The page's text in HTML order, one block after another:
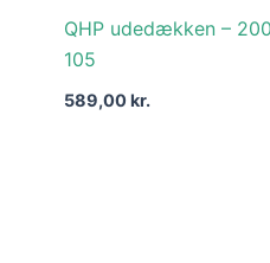
QHP udedækken –
105
589,00kr.